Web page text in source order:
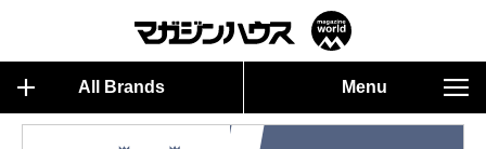
All Brands Menu